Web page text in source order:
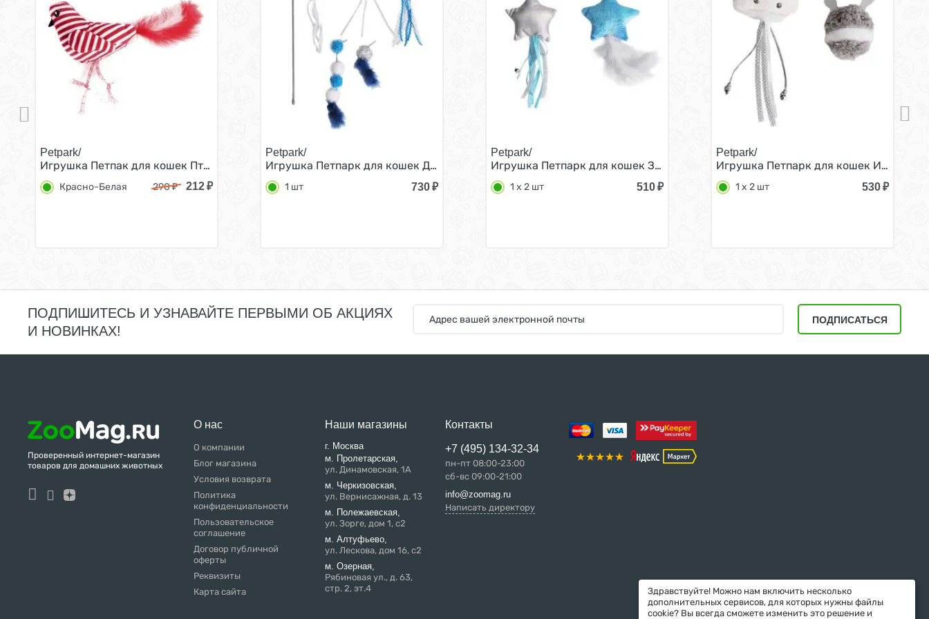
Petpark/
Игрушка Петпак для кошек Птичка с перьями 25 см Красно-Белая
Красно-Белая 290₽ 212₽
Petpark/
Игрушка Петпарк для кошек Дразнилка космическая 5 сменных наконечников с кошачьей мятой 1 шт
1 шт 730₽
Petpark/
Игрушка Петпарк для кошек Звездочки с перьями и лентами с кошачьей мятой
1 х 2 шт 510₽
Petpark/
Игрушка Петпарк для кошек
1 х 2 шт 530₽
ПОДПИШИТЕСЬ И УЗНАВАЙТЕ ПЕРВЫМИ ОБ АКЦИЯХ
И НОВИНКАХ!
ПОДПИСАТЬСЯ
Проверенный интернет-магазин
товаров для домашних животных
О нас
О компании
Блог магазина
Условия возврата
Политика
конфиденциальности
Пользовательское
соглашение
Договор публичной
оферты
Реквизиты
Карта сайта
Наши магазины
г. Москва
м. Пролетарская,
ул. Динамовская, 1А
м. Черкизовская,
ул. Вернисажная, д. 13
м. Полежаевская,
ул. Зорге, дом 1, с2
м. Алтуфьево,
ул. Лескова, дом 16, с2
м. Озерная,
Рябиновая ул., д. 63,
стр. 2, эт.4
Контакты
+7 (495) 134-32-34
пн-пт 08:00-23:00
сб-вс 09:00-21:00
info@zoomag.ru
Написать директору
Здравствуйте! Можно нам включить несколько
дополнительных сервисов, для которых нужны файлы
cookie? Вы всегда сможете изменить это решение и